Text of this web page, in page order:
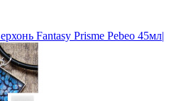
Fantasy Prisme Pebeo 45мл|